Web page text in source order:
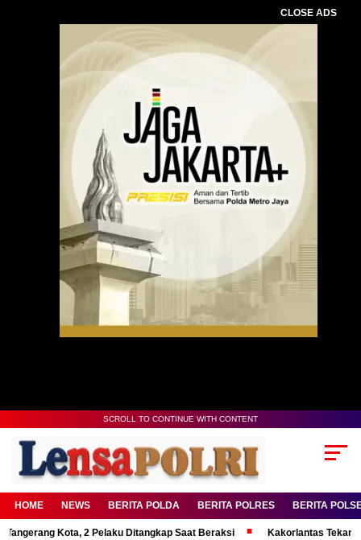
CLOSE ADS
SCROLL TO CONTINUE WITH CONTENT
HOME NEWS BERITA POLDA BERITA POLRES BERITA
Kota, 2 Pelaku Ditangkap Saat Beraksi Kakorlantas Tekankan